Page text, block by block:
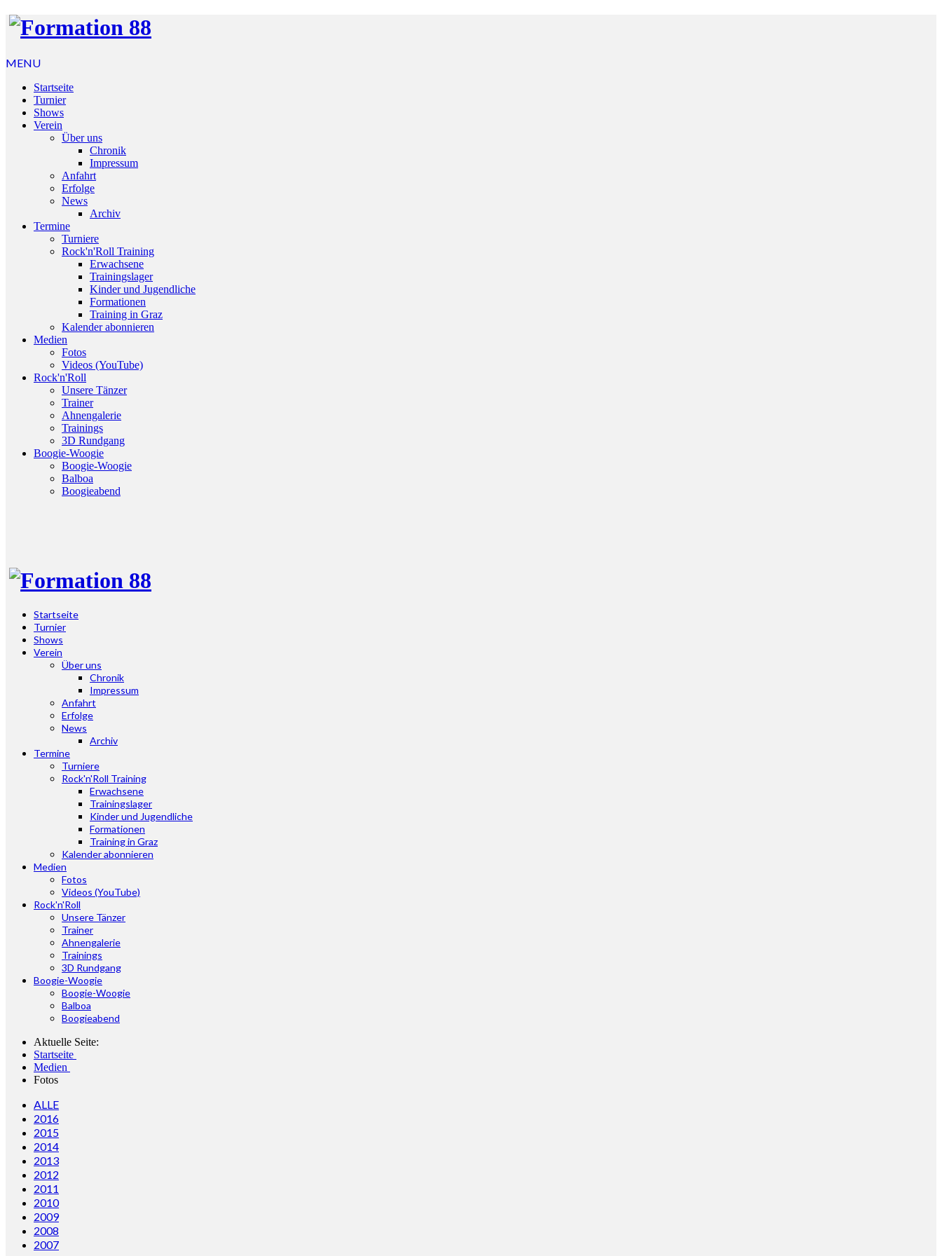
MENU
Startseite
Turnier
Shows
Verein
Über uns
Chronik
Impressum
Anfahrt
Erfolge
News
Archiv
Termine
Turniere
Rock'n'Roll Training
Erwachsene
Trainingslager
Kinder und Jugendliche
Formationen
Training in Graz
Kalender abonnieren
Medien
Fotos
Videos (YouTube)
Rock'n'Roll
Unsere Tänzer
Trainer
Ahnengalerie
Trainings
3D Rundgang
Boogie-Woogie
Boogie-Woogie
Balboa
Boogieabend
Startseite
Turnier
Shows
Verein
Über uns
Chronik
Impressum
Anfahrt
Erfolge
News
Archiv
Termine
Turniere
Rock'n'Roll Training
Erwachsene
Trainingslager
Kinder und Jugendliche
Formationen
Training in Graz
Kalender abonnieren
Medien
Fotos
Videos (YouTube)
Rock'n'Roll
Unsere Tänzer
Trainer
Ahnengalerie
Trainings
3D Rundgang
Boogie-Woogie
Boogie-Woogie
Balboa
Boogieabend
Aktuelle Seite:
Startseite
Medien
Fotos
ALLE
2016
2015
2014
2013
2012
2011
2010
2009
2008
2007